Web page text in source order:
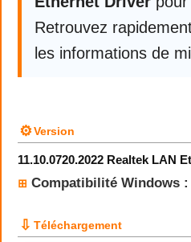
Retrouvez
les informations de
⚙Version
11.10.0720.2022 Realtek LAN
⊞ Compatibilité Windows :
⇩ Téléchargement